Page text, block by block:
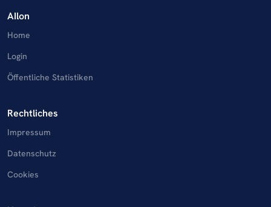
AIlon
Home
Login
Öffentliche Statistiken
Rechtliches
Impressum
Datenschutz
Cookies